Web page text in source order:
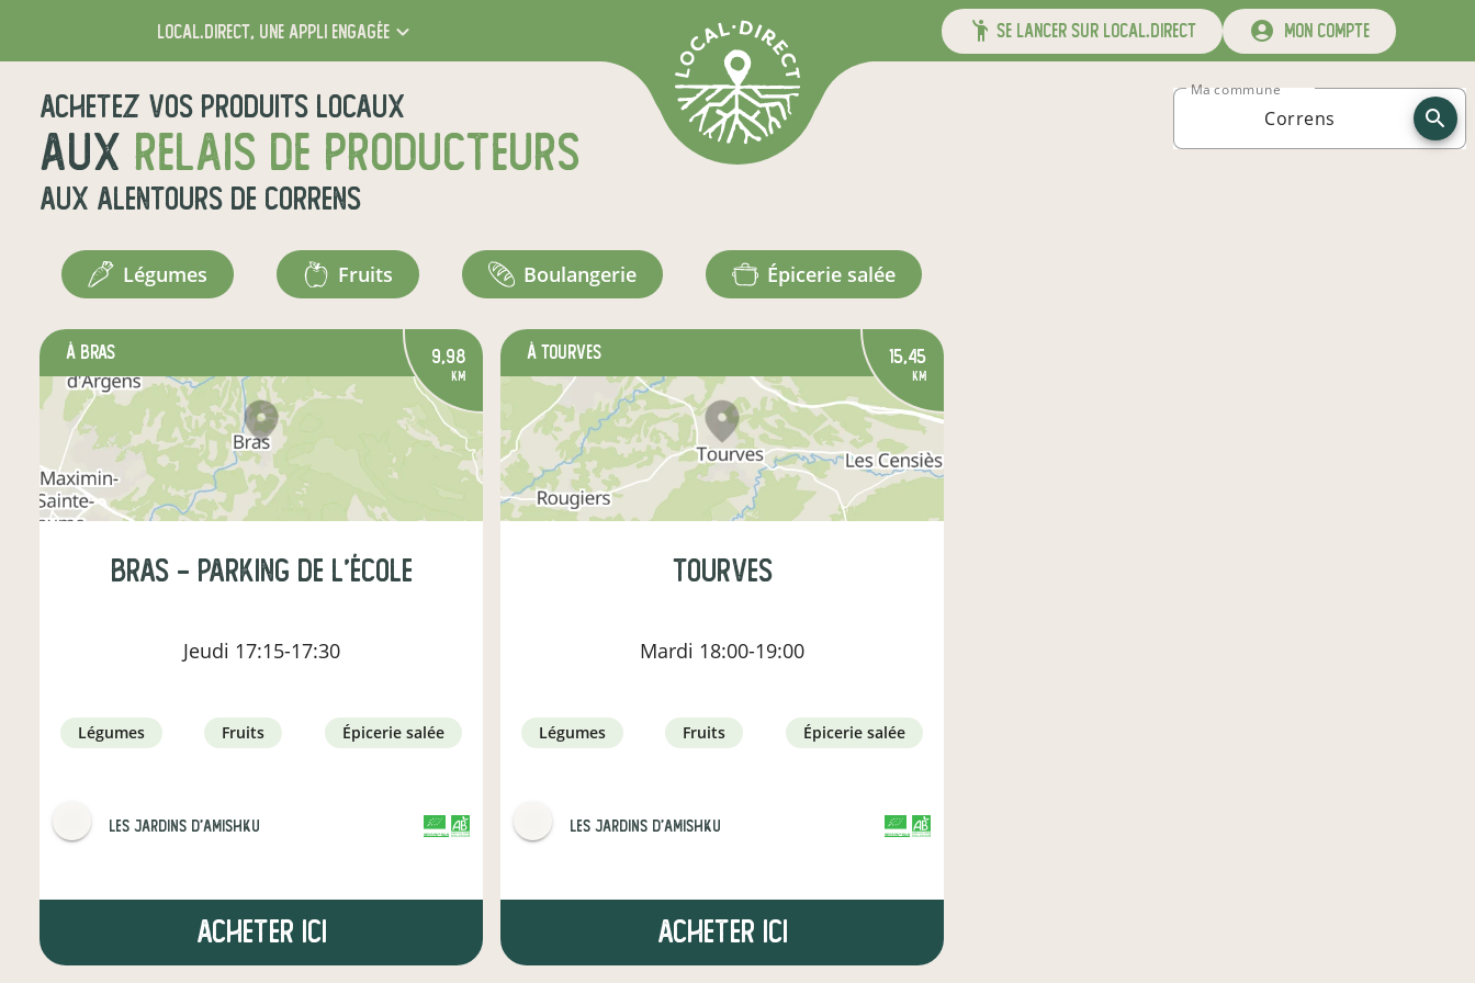
local.direct, une appli engagée se lancer sur local.direct mon compte
Achetez vos produits locaux
aux relais de producteurs
aux alentours de Correns
Ma commune
légumes fruits boulangerie épicerie salée
à Bras 9,98
km
Bras - parking de l'école
Jeudi 17:15-17:30
légumes fruits épicerie salée
Les jardins d'Amishku
Acheter ici
à Tourves 15,45
km
Tourves
Mardi 18:00-19:00
légumes fruits épicerie salée
Les jardins d'Amishku
Acheter ici